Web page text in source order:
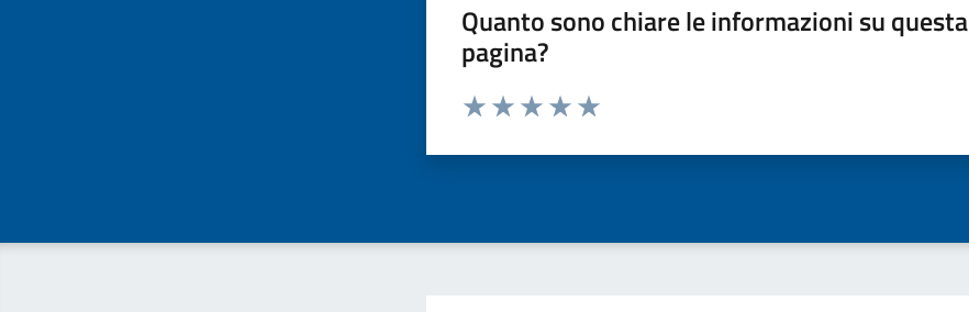
Quanto sono chiare le informazioni su questa
pagina?
Valuta da 1 a 5 stelle la pagina